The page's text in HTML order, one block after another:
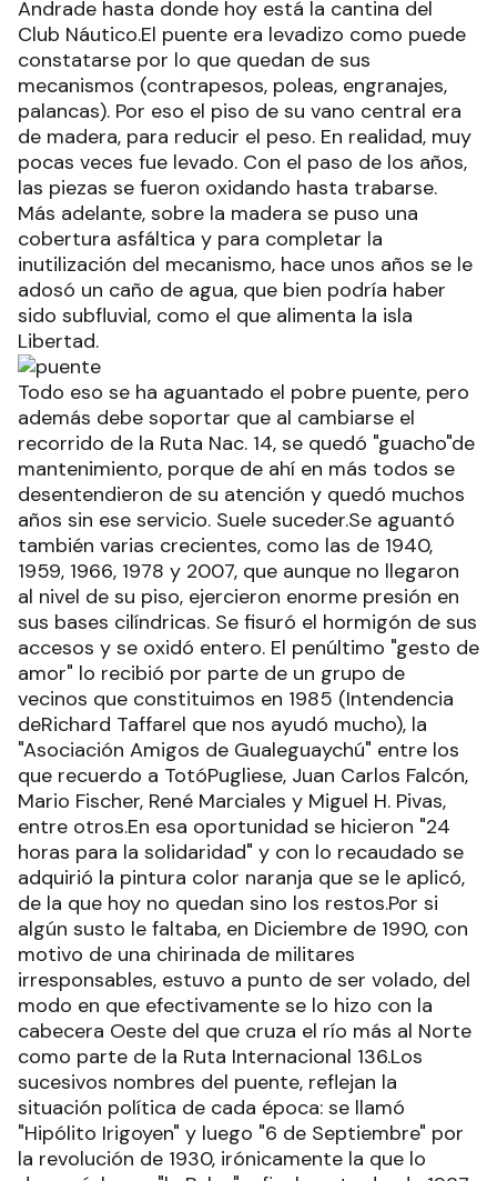
Andrade hasta donde hoy está la cantina del
Club Náutico.El puente era levadizo como puede
constatarse por lo que quedan de sus
mecanismos (contrapesos, poleas, engranajes,
palancas). Por eso el piso de su vano central era
de madera, para reducir el peso. En realidad, muy
pocas veces fue levado. Con el paso de los años,
las piezas se fueron oxidando hasta trabarse.
Más adelante, sobre la madera se puso una
cobertura asfáltica y para completar la
inutilización del mecanismo, hace unos años se le
adosó un caño de agua, que bien podría haber
sido subfluvial, como el que alimenta la isla
Libertad.
Todo eso se ha aguantado el pobre puente, pero
además debe soportar que al cambiarse el
recorrido de la Ruta Nac. 14, se quedó "guacho"de
mantenimiento, porque de ahí en más todos se
desentendieron de su atención y quedó muchos
años sin ese servicio. Suele suceder.Se aguantó
también varias crecientes, como las de 1940,
1959, 1966, 1978 y 2007, que aunque no llegaron
al nivel de su piso, ejercieron enorme presión en
sus bases cilíndricas. Se fisuró el hormigón de sus
accesos y se oxidó entero. El penúltimo "gesto de
amor" lo recibió por parte de un grupo de
vecinos que constituimos en 1985 (Intendencia
deRichard Taffarel que nos ayudó mucho), la
"Asociación Amigos de Gualeguaychú" entre los
que recuerdo a TotóPugliese, Juan Carlos Falcón,
Mario Fischer, René Marciales y Miguel H. Pivas,
entre otros.En esa oportunidad se hicieron "24
horas para la solidaridad" y con lo recaudado se
adquirió la pintura color naranja que se le aplicó,
de la que hoy no quedan sino los restos.Por si
algún susto le faltaba, en Diciembre de 1990, con
motivo de una chirinada de militares
irresponsables, estuvo a punto de ser volado, del
modo en que efectivamente se lo hizo con la
cabecera Oeste del que cruza el río más al Norte
como parte de la Ruta Internacional 136.Los
sucesivos nombres del puente, reflejan la
situación política de cada época: se llamó
"Hipólito Irigoyen" y luego "6 de Septiembre" por
la revolución de 1930, irónicamente la que lo